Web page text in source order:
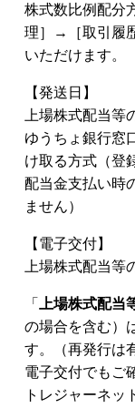
株式数比例配分
理］→［取引履
いただけます。
【発送日】
上場株式配当
ゆうちょ銀行窓
け取る方式（登
配当金支払い時
ません）
【電子交付】
上場株式配当
「 上場株式配当
の場合を含む）
す。（再発行は
電子交付でもご
トレジャーネッ